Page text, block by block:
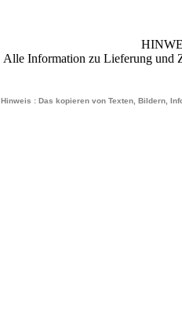
Alle Information zu Lieferung und
Hinweis : Das kopieren von Texten, Bildern,